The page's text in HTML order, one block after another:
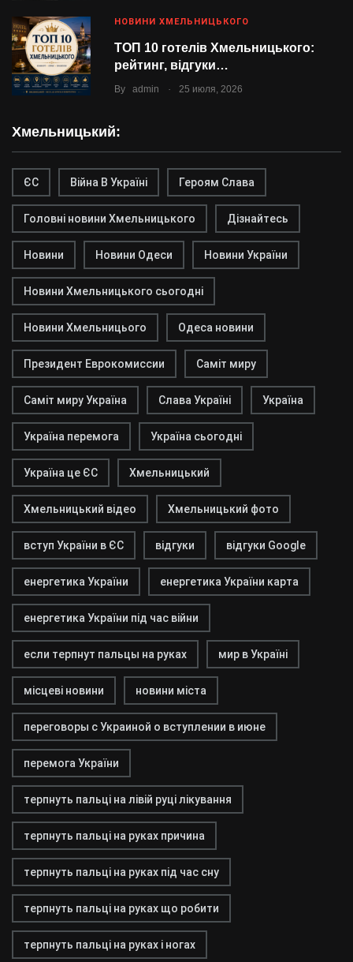
НОВИНИ ХМЕЛЬНИЦЬКОГО
ТОП 10 готелів Хмельницького:
рейтинг, відгуки…
By admin . 25 июля, 2026
Хмельницький:
ЄС Війна В Україні Героям Слава
Головні новини Хмельницького Дізнайтесь
Новини Новини Одеси Новини України
Новини Хмельницького сьогодні
Новини Хмельницього Одеса новини
Президент Еврокомиссии Саміт миру
Саміт миру Україна Слава Україні Україна
Україна перемога Україна сьогодні
Україна це ЄС Хмельницький
Хмельницький відео Хмельницький фото
вступ України в ЄС відгуки відгуки Google
енергетика України енергетика України карта
енергетика України під час війни
если терпнут пальцы на руках мир в Україні
місцеві новини новини міста
переговоры с Украиной о вступлении в июне
перемога України
терпнуть пальці на лівій руці лікування
терпнуть пальці на руках причина
терпнуть пальці на руках під час сну
терпнуть пальці на руках що робити
терпнуть пальці на руках і ногах